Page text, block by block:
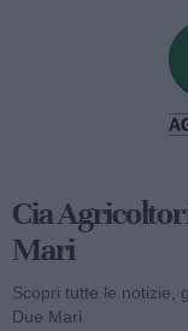
Cia
Mari
Scopri tutte le notizie,
Due Mari